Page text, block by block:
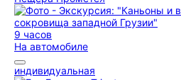
9 часов
На автомобиле
индивидуальная